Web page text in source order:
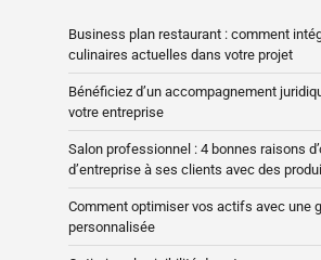
Business plan restaurant : comment
culinaires actuelles dans votre projet
Bénéficiez d’un accompagnement
votre entreprise
Salon professionnel : 4 bonnes raisons
d’entreprise à ses clients avec des
Comment optimiser vos actifs avec une
personnalisée